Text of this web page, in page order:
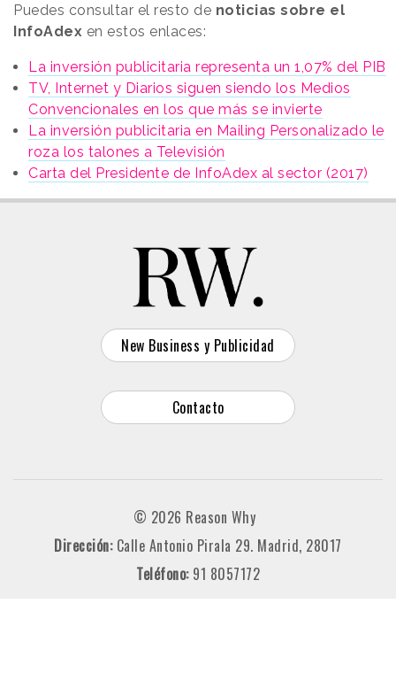
Puedes consultar el resto de noticias sobre el
InfoAdex en estos enlaces:
La inversión publicitaria representa un 1,07% del PIB
TV, Internet y Diarios siguen siendo los Medios
Convencionales en los que más se invierte
La inversión publicitaria en Mailing Personalizado le
roza los talones a Televisión
Carta del Presidente de InfoAdex al sector (2017)
New Business y Publicidad
Contacto
© 2026 Reason Why
Dirección: Calle Antonio Pirala 29. Madrid, 28017
Teléfono: 91 8057172